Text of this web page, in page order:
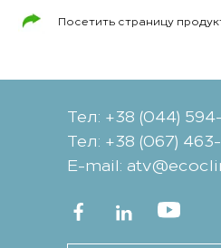
Посетить страницу
Тел: +38 (044)
Тел: +38 (067)
Е-mail: